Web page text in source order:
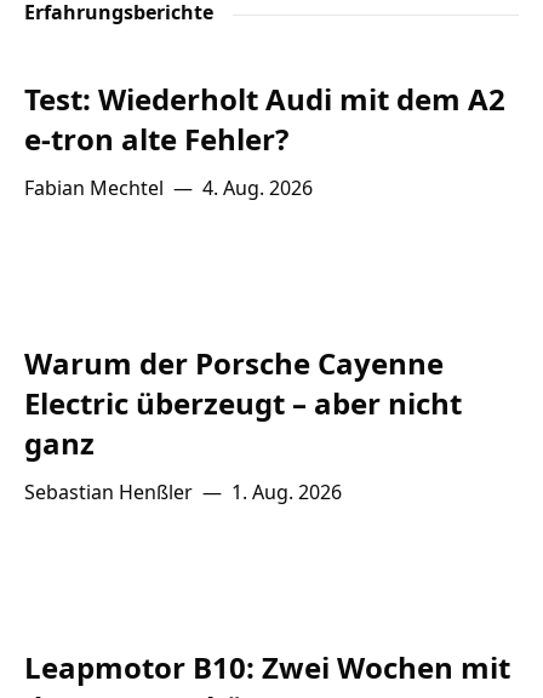
Erfahrungsberichte
Test: Wiederholt Audi mit dem A2
e-tron alte Fehler?
Fabian Mechtel — 4. Aug. 2026
Warum der Porsche Cayenne
Electric überzeugt – aber nicht
ganz
Sebastian Henßler — 1. Aug. 2026
Leapmotor B10: Zwei Wochen mit